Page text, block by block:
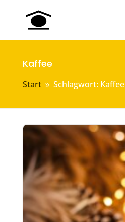
Kaffee
Start 9 Schlagwort: Kaffee